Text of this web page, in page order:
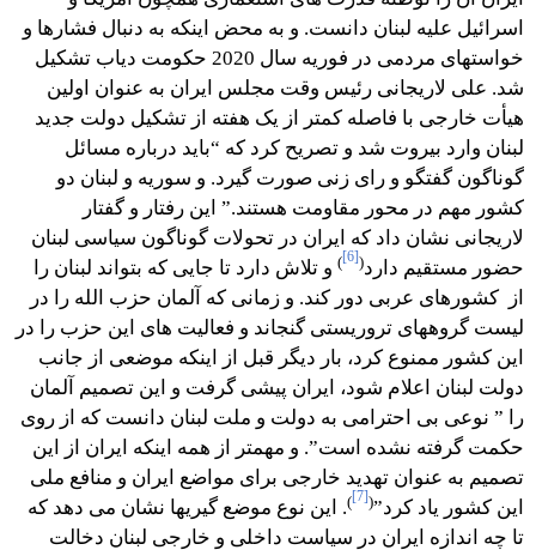
اسرائیل علیه لبنان دانست. و به محض اینکه به دنبال فشارها و
خواستهای مردمی در فوریه سال 2020 حکومت دیاب تشکیل
شد. علی لاریجانی رئیس وقت مجلس ایران به عنوان اولین
هیأت خارجی با فاصله كمتر از یک هفته از تشکیل دولت جدید
لبنان وارد بیروت شد و تصریح کرد که “باید درباره مسائل
گوناگون گفتگو و رای زنی صورت گیرد. و سوریه و لبنان دو
کشور مهم در محور مقاومت هستند.” این رفتار و گفتار
لاریجانی نشان داد که ایران در تحولات گوناگون سیاسی لبنان
حضور مستقیم دارد(
[6]
) و تلاش دارد تا جایی که بتواند لبنان را
از کشورهای عربی دور کند. و زمانی که آلمان حزب الله را در
لیست گروههای تروریستی گنجاند و فعالیت های این حزب را در
این کشور ممنوع کرد، بار دیگر قبل از اینکه موضعی از جانب
دولت لبنان اعلام شود، ایران پیشی گرفت و این تصمیم آلمان
را ” نوعی بی احترامی به دولت و ملت لبنان دانست که از روی
حکمت گرفته نشده است”. و مهمتر از همه اینکه ایران از این
تصمیم به عنوان تهدید خارجی برای مواضع ایران و منافع ملی
این کشور یاد کرد”(
[7]
). این نوع موضع گیریها نشان می دهد که
تا چه اندازه ایران در سیاست داخلی و خارجی لبنان دخالت